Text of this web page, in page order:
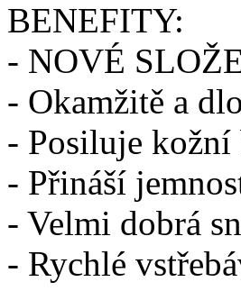
BENEFITY:
- NOVÉ
- Okamžitě a
- Posiluje kožní
- Přináší
- Velmi dobrá
- Rychlé